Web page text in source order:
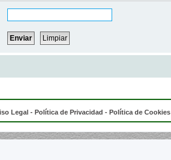
Legal - Política de Privacidad - Política de Cookies